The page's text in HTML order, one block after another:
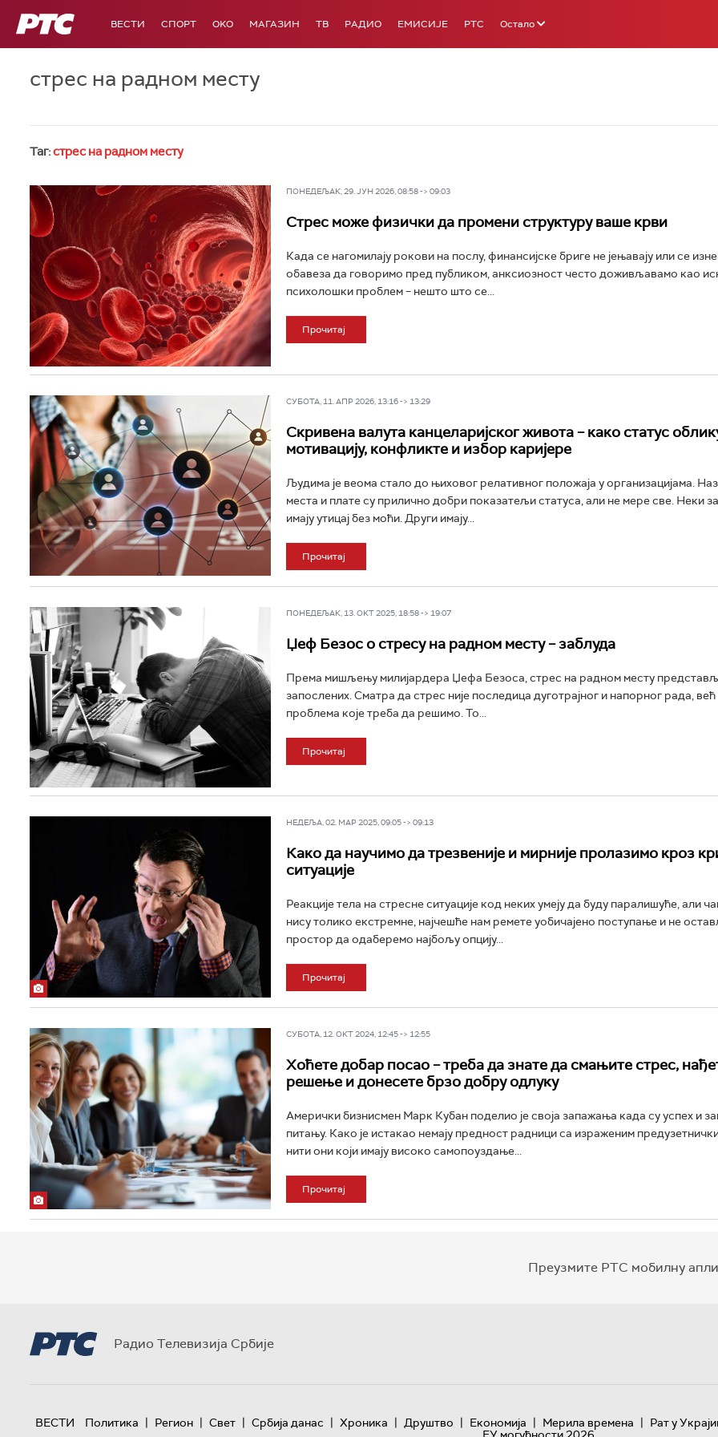
РТС ВЕСТИ СПОРТ OKO МАГАЗИН ТВ РАДИО ЕМИСИЈЕ РТС Остало
стрес на радном месту
Таг:стрес на радном месту
ПОНЕДЕЉАК, 29. ЈУН 2026, 08:58 -> 09:03
Стрес може физички да промени структуру ваше крви
Када се нагомилају рокови на послу, финансијске бриге не јењавају или се
обавеза да говоримо пред публиком, анксиозност често доживљавамо као
психолошки проблем – нешто што се...
Прочитај
СУБОТА, 11. АПР 2026, 13:16 -> 13:29
Скривена валута канцеларијског живота – како статус
мотивацију, конфликте и избор каријере
Људима је веома стало до њиховог релативног положаја у организацијама.
места и плате су прилично добри показатељи статуса, али не мере све. Неки
имају утицај без моћи. Други имају...
Прочитај
ПОНЕДЕЉАК, 13. ОКТ 2025, 18:58 -> 19:07
Џеф Безос о стресу на радном месту – заблуда
Према мишљењу милијардера Џефа Безоса, стрес на радном месту
запослених. Сматра да стрес није последица дуготрајног и напорног рада,
проблема које треба да решимо. То...
Прочитај
НЕДЕЉА, 02. МАР 2025, 09:05 -> 09:13
Како да научимо да трезвеније и мирније пролазимо кроз
ситуације
Реакције тела на стресне ситуације код неких умеју да буду паралишуће, али
нису толико екстремне, најчешће нам ремете уобичајено поступање и не
простор да одаберемо најбољу опцију...
Прочитај
СУБОТА, 12. ОКТ 2024, 12:45 -> 12:55
Хоћете добар посао – треба да знате да смањите стрес,
решење и донесете брзо добру одлуку
Амерички бизнисмен Марк Кубан поделио је своја запажања када су успех и
питању. Како је истакао немају предност радници са израженим
нити они који имају високо самопоуздање...
Прочитај
Преузмите РТС мобилну
Радио Телевизија Србије
ВЕСТИ Политика | Регион | Свет | Србија данас | Хроника | Друштво | Економија | Мерила времена | Рат у